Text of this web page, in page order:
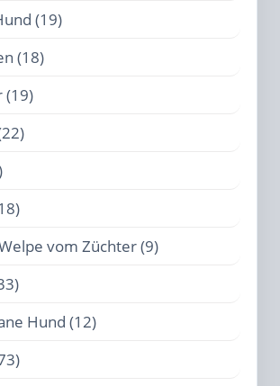
(19)
(18)
(19)
vom Züchter (9)
Hund (12)